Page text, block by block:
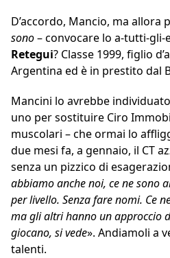
D’accordo, Mancio, ma allora
sono– convocare lo a-tutti-
Retegui? Classe 1999, figlio
Argentina ed è in prestito dal
Mancini lo avrebbe
uno per sostituire Ciro
muscolari – che ormai lo
due mesi fa, a gennaio, il CT
senza un pizzico di
abbiamo anche noi, ce ne sono
per livello. Senza fare nomi. Ce
ma gli altri hanno un approccio
giocano, si vede». Andiamoli a
talenti.